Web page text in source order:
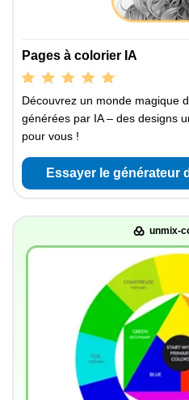
Pages à colorier IA
Découvrez un monde magique
générées par IA – des designs
pour vous !
Essayer le générateur
unmix-